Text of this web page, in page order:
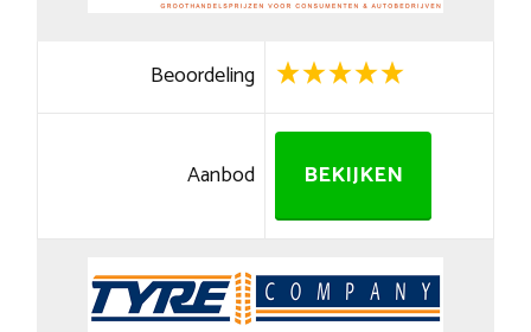
Beoordeling
Aanbod BEKIJKEN